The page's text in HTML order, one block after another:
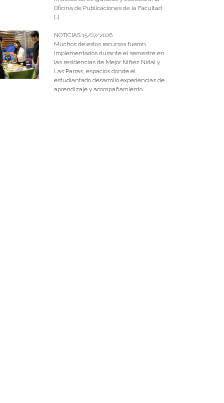
Oficina de Publicaciones de la Facultad
[…]
NOTICIAS 15/07/2026
Muchos de estos recursos fueron
implementados durante el semestre en
las residencias de Mejor Niñez Nidal y
Las Parras, espacios donde el
estudiantado desarrolló experiencias de
aprendizaje y acompañamiento.